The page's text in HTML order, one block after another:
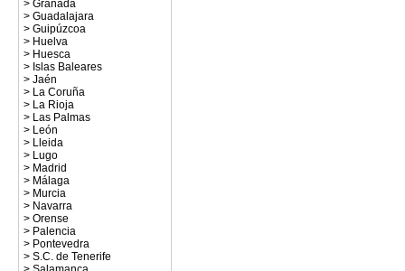
> Granada
> Guadalajara
> Guipúzcoa
> Huelva
> Huesca
> Islas Baleares
> Jaén
> La Coruña
> La Rioja
> Las Palmas
> León
> Lleida
> Lugo
> Madrid
> Málaga
> Murcia
> Navarra
> Orense
> Palencia
> Pontevedra
> S.C. de Tenerife